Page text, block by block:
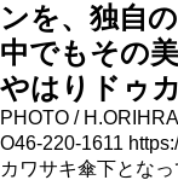
ンを、独自
中でもその
やはりドゥ
PHOTO /
O46-220-1611
カワサキ傘下とな